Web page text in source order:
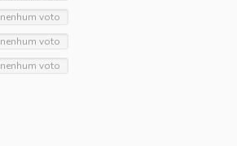
nenhum voto
nenhum voto
nenhum voto